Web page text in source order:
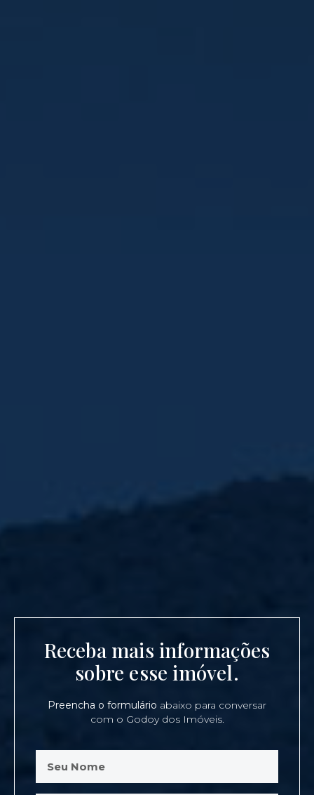
Receba mais informações
sobre esse imóvel.
Preencha o formulário abaixo para conversar
com o Godoy dos Imóveis.